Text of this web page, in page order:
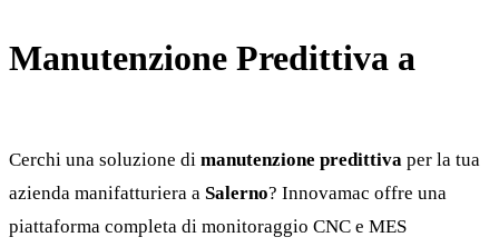
Manutenzione Predittiva a
Cerchi una soluzione di manutenzione predittiva per la tua
azienda manifatturiera a Salerno? Innovamac offre una
piattaforma completa di monitoraggio CNC e MES